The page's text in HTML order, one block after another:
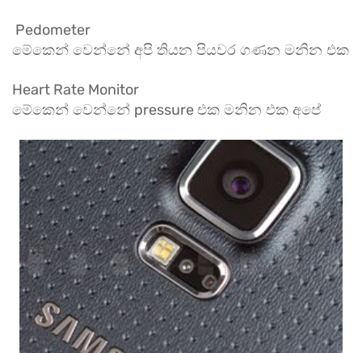
Pedometer
මේකෙන් වෙන්නේ අපි තියන පියවර ගණන මනින එක
Heart Rate Monitor
මේකෙන් වෙන්නේ pressure එක මනින එක අපේ